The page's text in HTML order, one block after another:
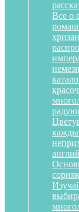
Все о